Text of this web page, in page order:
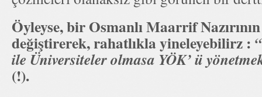
Öyleyse, bir Osmanlı Maarrif
değiştirerek, rahatlıkla yineleyebilirz :
ile Üniversiteler olmasa YÖK’ ü
(!).